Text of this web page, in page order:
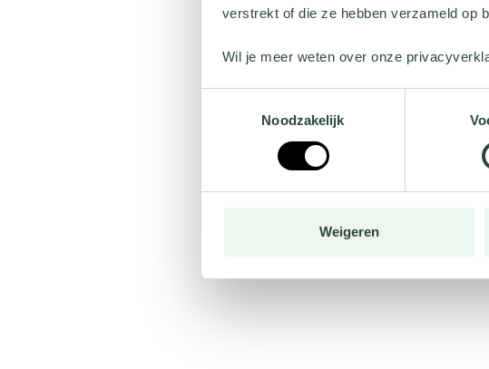
verstrekt of die ze hebben verzameld op
Wil je meer weten over onze
Noodzakelijk
Weigeren